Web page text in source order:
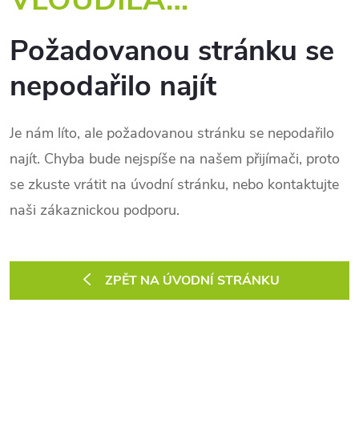
Požadovanou stránku se
nepodařilo najít
Je nám líto, ale požadovanou stránku se nepodařilo
najít. Chyba bude nejspíše na našem přijímači, proto
se zkuste vrátit na úvodní stránku, nebo kontaktujte
naši zákaznickou podporu.
ZPĚT NA ÚVODNÍ STRÁNKU